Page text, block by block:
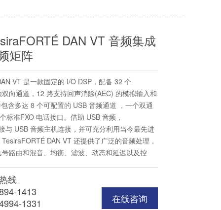
DAN VT 音频集成
矩阵
VT 是一款固定的 I/O DSP，配备 32 个
向通道，12 路支持回声消除(AEC) 的模拟输入和
含多达 8 个可配置的 USB 音频通道 ，一个双通
标准FXO 电话接口。借助 USB 音频，
与 USB 音频主机连接，并可充分利用当今最先进
DAN VT 还提供了广泛的音频处理，
路由和混音、均衡、滤波、动态和延迟以及控
VoIP、放大声音、混音和 AEC的高品质音频解决
在线咨询
线
1413
1331